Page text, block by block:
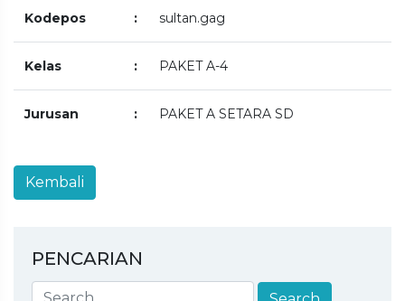
Kodepos : sultan.gag
Kelas : PAKET A-4
Jurusan : PAKET A SETARA SD
PENCARIAN